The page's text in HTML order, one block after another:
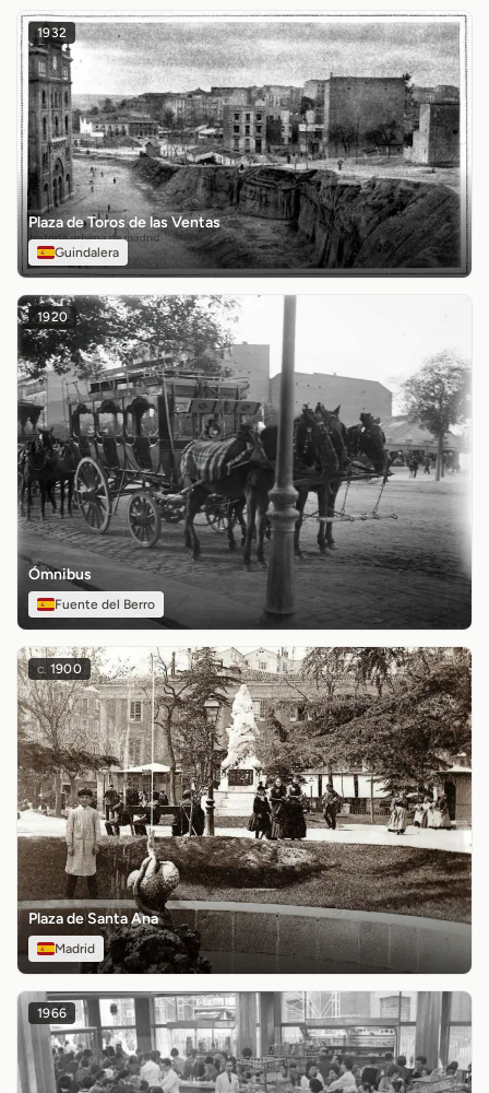
1932
Plaza de Toros de las Ventas
Guindalera
1920
Ómnibus
Fuente del Berro
c. 1900
Plaza de Santa Ana
Madrid
1966